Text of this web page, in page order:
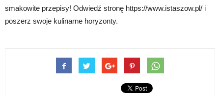
smakowite przepisy! Odwiedź stronę https://www.istaszow.pl/ i
poszerz swoje kulinarne horyzonty.